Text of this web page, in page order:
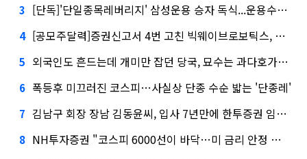
3 [단독]'단일종목레버리지' 삼성운용 승자 독식...운용수익 미래에셋의 6배
4 [공모주달력]증권신고서 4번 고친 빅웨이브로보틱스, 수요예측
5 외국인도 흔드는데 개미만 잡던 당국, 묘수는 과다호가부담금?
6 폭등후 미끄러진 코스피…사실상 단종 수순 밟는 '단종레'
7 김남구 회장 장남 김동윤씨, 입사 7년만에 한투증권 임원 승진
8 NH투자증권 "코스피 6000선이 바닥…미 금리 안정 후 추가 회복"